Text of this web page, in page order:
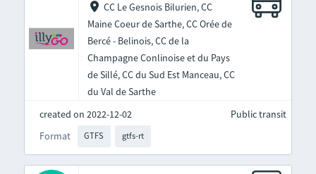
CC Le Gesnois Bilurien, CC
Maine Coeur de Sarthe, CC Orée de
Bercé - Belinois, CC de la
Champagne Conlinoise et du Pays
de Sillé, CC du Sud Est Manceau, CC
du Val de Sarthe
created on 2022-12-02
Format
GTFS gtfs-rt
Public transit